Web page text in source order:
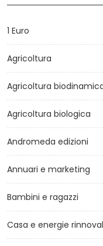
1 Euro
Agricoltura
Agricoltura
Agricoltura biologica
Andromeda edizioni
Annuari e marketing
Bambini e ragazzi
Casa e energie